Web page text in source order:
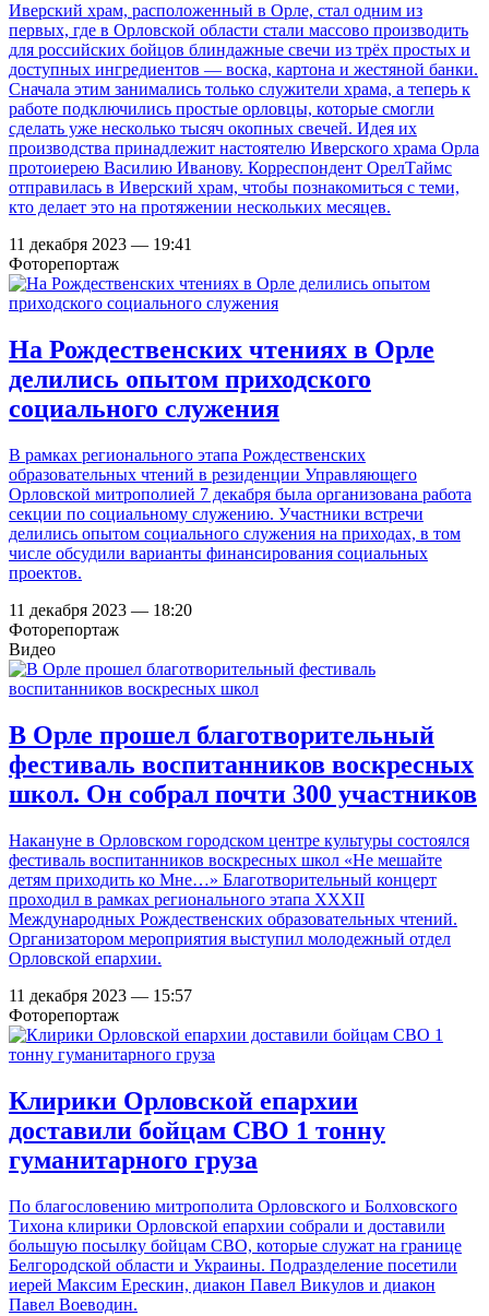
Иверский храм, расположенный в Орле, стал одним из
первых, где в Орловской области стали массово производить
для российских бойцов блиндажные свечи из трёх простых и
доступных ингредиентов — воска, картона и жестяной банки.
Сначала этим занимались только служители храма, а теперь к
работе подключились простые орловцы, которые смогли
сделать уже несколько тысяч окопных свечей. Идея их
производства принадлежит настоятелю Иверского храма Орла
протоиерею Василию Иванову. Корреспондент ОрелТаймс
отправилась в Иверский храм, чтобы познакомиться с теми,
кто делает это на протяжении нескольких месяцев.
11 декабря 2023 — 19:41
Фоторепортаж
На Рождественских чтениях в Орле
делились опытом приходского
социального служения
В рамках регионального этапа Рождественских
образовательных чтений в резиденции Управляющего
Орловской митрополией 7 декабря была организована работа
секции по социальному служению. Участники встречи
делились опытом социального служения на приходах, в том
числе обсудили варианты финансирования социальных
проектов.
11 декабря 2023 — 18:20
Фоторепортаж
Видео
В Орле прошел благотворительный
фестиваль воспитанников воскресных
школ. Он собрал почти 300 участников
Накануне в Орловском городском центре культуры состоялся
фестиваль воспитанников воскресных школ «Не мешайте
детям приходить ко Мне…» Благотворительный концерт
проходил в рамках регионального этапа XXXII
Международных Рождественских образовательных чтений.
Организатором мероприятия выступил молодежный отдел
Орловской епархии.
11 декабря 2023 — 15:57
Фоторепортаж
Клирики Орловской епархии
доставили бойцам СВО 1 тонну
гуманитарного груза
По благословению митрополита Орловского и Болховского
Тихона клирики Орловской епархии собрали и доставили
большую посылку бойцам СВО, которые служат на границе
Белгородской области и Украины. Подразделение посетили
иерей Максим Ерескин, диакон Павел Викулов и диакон
Павел Воеводин.